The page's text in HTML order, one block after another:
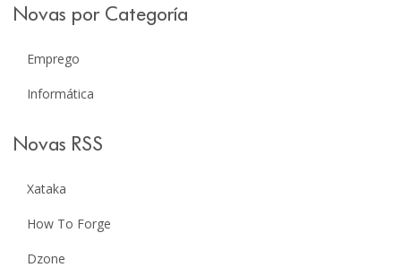
Novas por Categoría
Emprego
Informática
Novas RSS
Xataka
How To Forge
Dzone